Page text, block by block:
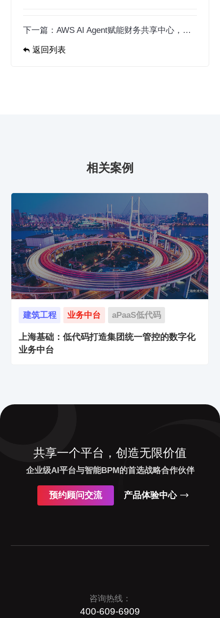
下一篇： AWS AI Agent赋能财务共享中心，效率提升95%，成本节省75%
返回列表
相关案例
建筑工程 业务中台 aPaaS低代码
上海基础：低代码打造集团统一管控的数字化
业务中台
共享一个平台，创造无限价值
企业级AI平台与智能BPM的首选战略合作伙伴
预约顾问交流 产品体验中心
咨询热线：
400-609-6909